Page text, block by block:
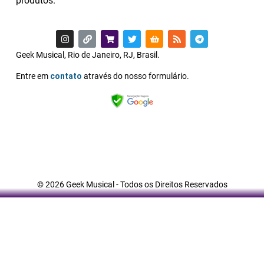
Geek Musical, Rio de Janeiro, RJ, Brasil.
Entre em contato através do nosso formulário.
© 2026 Geek Musical - Todos os Direitos Reservados